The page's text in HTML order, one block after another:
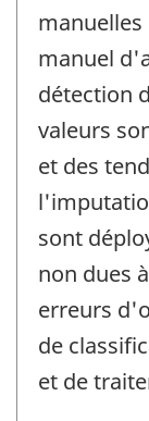
manuel
détection
valeurs
et des
sont
non dues
erreurs
de
et de